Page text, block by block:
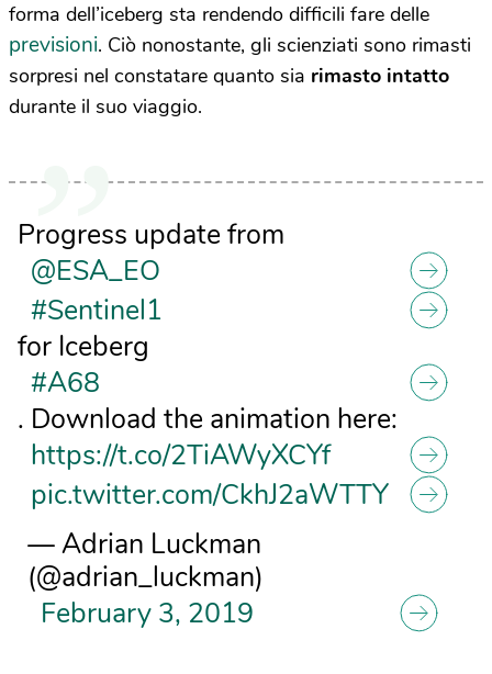
forma dell’iceberg sta rendendo difficili fare delle
previsioni. Ciò nonostante, gli scienziati sono rimasti
sorpresi nel constatare quanto sia rimasto intatto
durante il suo viaggio.
Progress update from
@ESA_EO
#Sentinel1
for Iceberg
#A68
. Download the animation here:
https://t.co/2TiAWyXCYf
pic.twitter.com/CkhJ2aWTTY
— Adrian Luckman
(@adrian_luckman)
February 3, 2019